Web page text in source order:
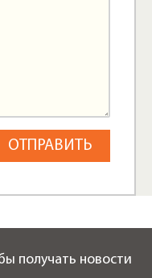
получать новости